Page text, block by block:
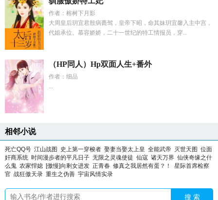
作者：榕树下月影
大周皇后玥宜君殷病薨驾，皇帝下昭，命其妹玥宜馨入主中宫，
代姐承位。慕容娇娇，二十一世纪的特工情报员，穿...
（HP同人）Hp双面人生+番外
作者：细品
...
相邻小说
死亡QQ号 江山战图 史上第一穿梭者 娶妻当娶太上皇 全能武帝 灭世天图 位面
奸商系统 时间漫步者的平凡日子 无限之灵魂使徒 仙寇 诸天万界 仙侠奇缘之什
么鬼 农家悍媳 [傲慢]向剩女进发 正青春 修真之我居然有蛋？！
星际首席检察
官 战狂傲天录 重生之伪善 宇宙风情实录
搜 索